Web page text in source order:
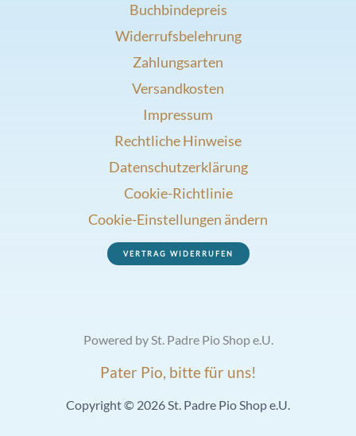
Buchbindepreis
Widerrufsbelehrung
Zahlungsarten
Versandkosten
Impressum
Rechtliche Hinweise
Datenschutzerklärung
Cookie-Richtlinie
Cookie-Einstellungen ändern
VERTRAG WIDERRUFEN
Powered by St. Padre Pio Shop e.U.
Pater Pio, bitte für uns!
Copyright © 2026 St. Padre Pio Shop e.U.